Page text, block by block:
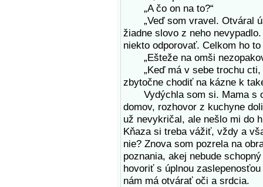
„A čo on na to?“
„Veď som vravel. Otváral
žiadne slovo z neho
niekto odporovať. Celkom ho
„Ešteže na omši
„Keď má v sebe trochu cti,
zbytočne chodiť na kázne k
Vydýchla som si. Mama s
domov, rozhovor z kuchyne
už nevykričal, ale nešlo mi do
Kňaza si treba vážiť, vždy a
nie? Znova som pozrela na
poznania, akej nebude
hovoriť s úplnou
nám má otvárať oči a srdcia.